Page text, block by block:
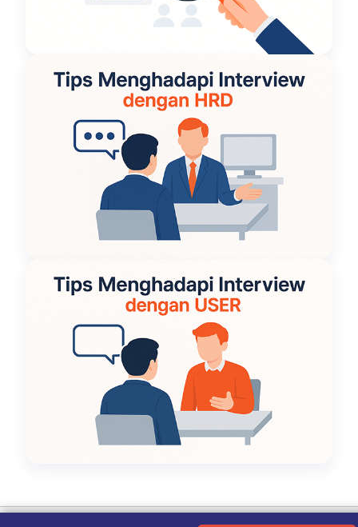
Kebijakan Privasi|Tentang Kami|